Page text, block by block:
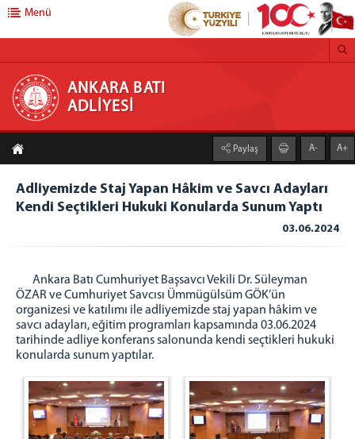
ANKARA BATI ADLİYESİ
ANA SAYFA
ADLİYEMİZ
Adliyemizden Haberler
Önbürolar
Adli Destek ve Mağdur Hizmetleri Müdürlüğü
Medya İletişim Bürosu
Vergi Numaramız
Faaliyet Raporu
Cumhuriyet Başsavcısı
KOMİSYON
Menü
ANKARA BATI
ADLİYESİ
Paylaş A- A+
Adliyemizde Staj Yapan Hâkim ve Savcı Adayları
Kendi Seçtikleri Hukuki Konularda Sunum Yaptı
03.06.2024
Ankara Batı Cumhuriyet Başsavcı Vekili Dr. Süleyman
ÖZAR ve Cumhuriyet Savcısı Ümmügülsüm GÖK’ün
organizesi ve katılımı ile adliyemizde staj yapan hâkim ve
savcı adayları, eğitim programları kapsamında 03.06.2024
tarihinde adliye konferans salonunda kendi seçtikleri hukuki
konularda sunum yaptılar.